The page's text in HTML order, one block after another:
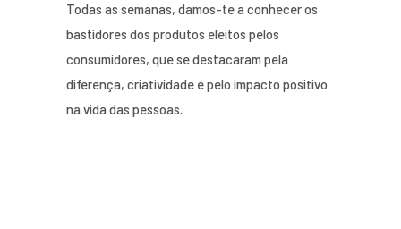
Todas as semanas, damos-te a conhecer os
bastidores dos produtos eleitos pelos
consumidores, que se destacaram pela
diferença, criatividade e pelo impacto positivo
na vida das pessoas.